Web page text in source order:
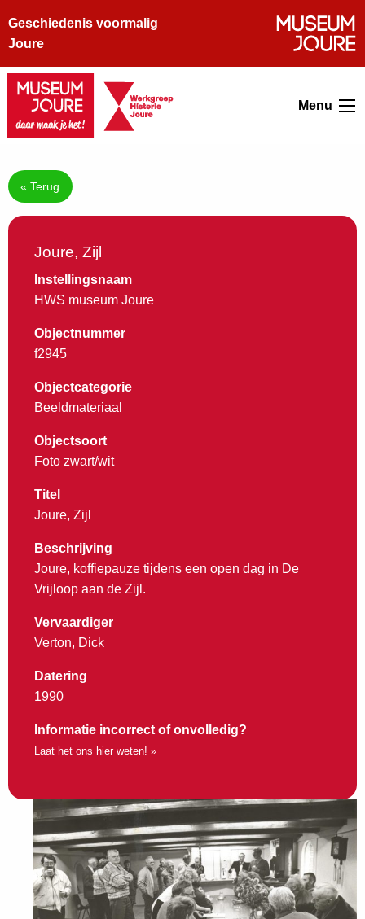
Geschiedenis voormalig
Joure
Menu
« Terug
Joure, Zijl
Instellingsnaam
HWS museum Joure
Objectnummer
f2945
Objectcategorie
Beeldmateriaal
Objectsoort
Foto zwart/wit
Titel
Joure, Zijl
Beschrijving
Joure, koffiepauze tijdens een open dag in De
Vrijloop aan de Zijl.
Vervaardiger
Verton, Dick
Datering
1990
Informatie incorrect of onvolledig?
Laat het ons hier weten! »